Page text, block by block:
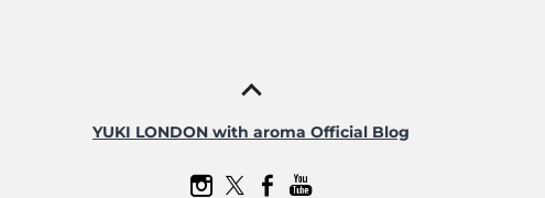
YUKI LONDON with aroma Official Blog